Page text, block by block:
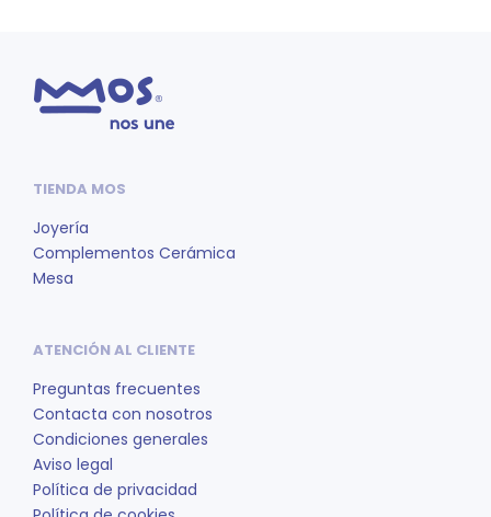
TIENDA MOS
Joyería
Complementos Cerámica
Mesa
ATENCIÓN AL CLIENTE
Preguntas frecuentes
Contacta con nosotros
Condiciones generales
Aviso legal
Política de privacidad